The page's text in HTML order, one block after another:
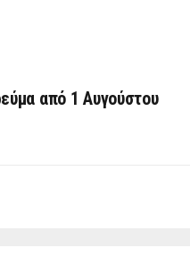
από 1 Αυγούστου